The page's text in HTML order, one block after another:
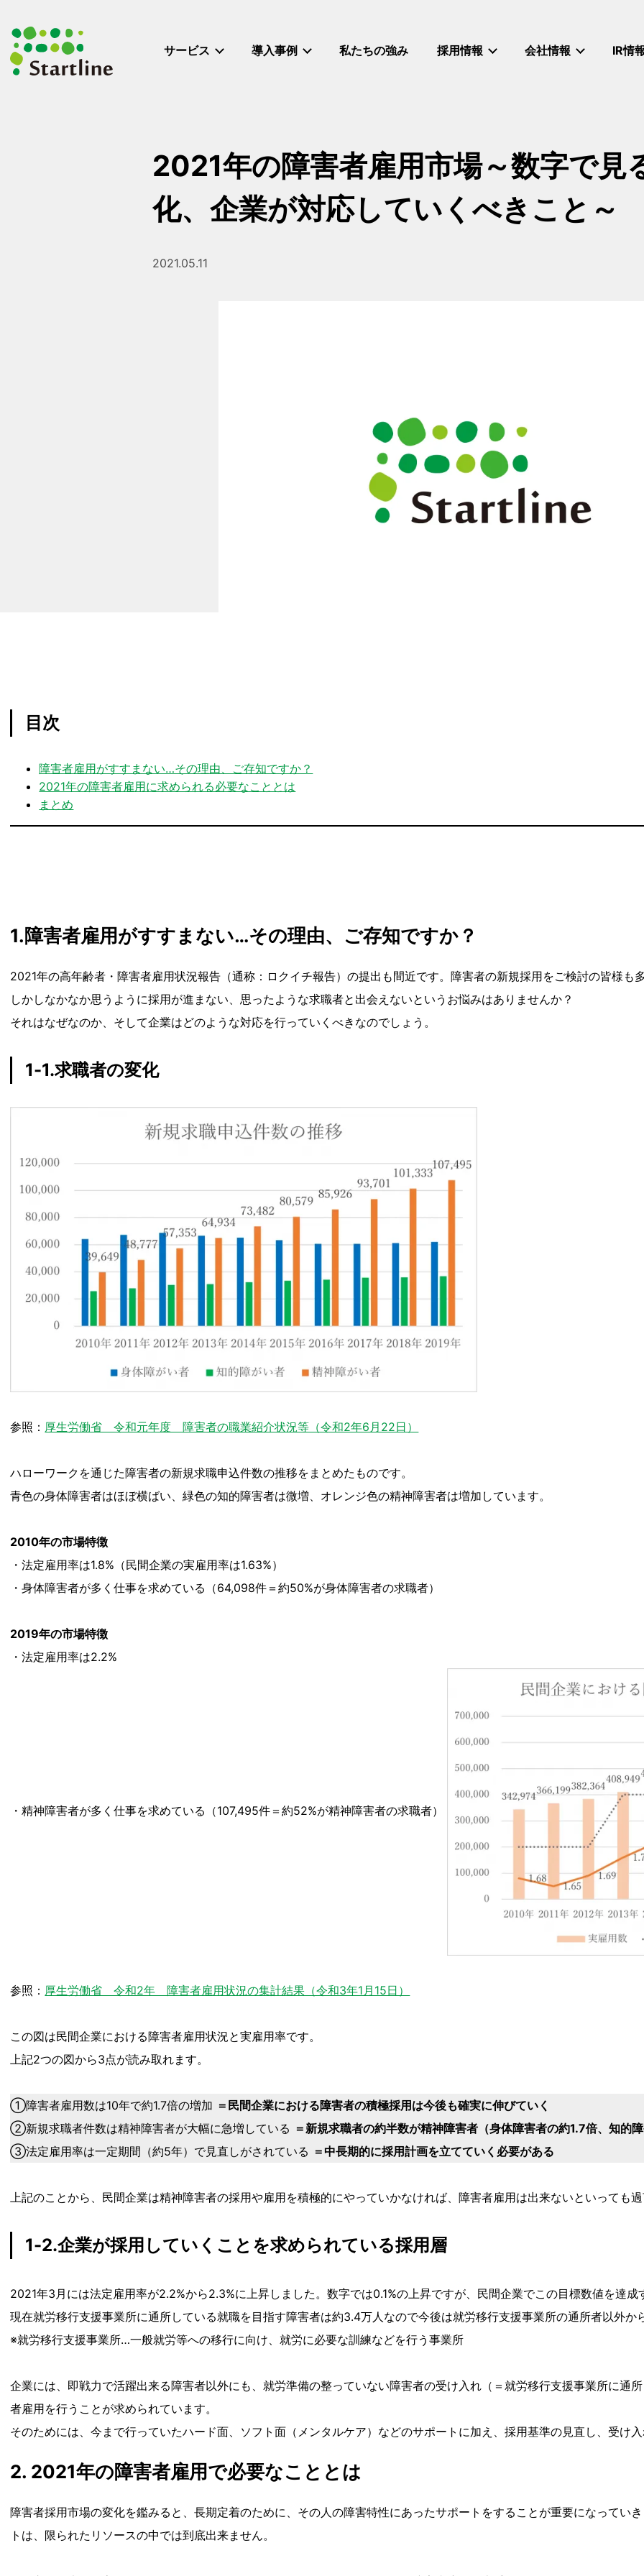
コ
サービス 導入事例 私たちの強み 採用情報 会社情報 IR情
2021年の障害者雇用市場～数字で見
化、企業が対応していくべきこと～
投稿日
2021.05.11
目次
障害者雇用がすすまない…その理由、ご存知ですか？
2021年の障害者雇用に求められる必要なこととは
まとめ
1.障害者雇用がすすまない…その理由、ご存知ですか？
2021年の高年齢者・障害者雇用状況報告（通称：ロクイチ報告）の提出も間近です。障害者の新規採用をご検討の皆様も
しかしなかなか思うように採用が進まない、思ったような求職者と出会えないというお悩みはありませんか？
それはなぜなのか、そして企業はどのような対応を行っていくべきなのでしょう。
1-1.求職者の変化
参照： 厚生労働省 令和元年度 障害者の職業紹介状況等（令和2年6月22日）
ハローワークを通じた障害者の新規求職申込件数の推移をまとめたものです。
青色の身体障害者はほぼ横ばい、緑色の知的障害者は微増、オレンジ色の精神障害者は増加しています。
2010年の市場特徴
・法定雇用率は1.8%（民間企業の実雇用率は1.63%）
・身体障害者が多く仕事を求めている（64,098件＝約50%が身体障害者の求職者）
2019年の市場特徴
・法定雇用率は2.2%
・精神障害者が多く仕事を求めている（107,495件＝約52%が精神障害者の求職者）
参照： 厚生労働省 令和2年 障害者雇用状況の集計結果（令和3年1月15日）
この図は民間企業における障害者雇用状況と実雇用率です。
上記2つの図から3点が読み取れます。
①障害者雇用数は10年で約1.7倍の増加 ＝民間企業における障害者の積極採用は今後も確実に伸びていく
②新規求職者件数は精神障害者が大幅に急増している ＝新規求職者の約半数が精神障害者（身体障害者の約1.7倍、知的
③法定雇用率は一定期間（約5年）で見直しがされている ＝中長期的に採用計画を立てていく必要がある
上記のことから、民間企業は精神障害者の採用や雇用を積極的にやっていかなければ、障害者雇用は出来ないといっても
1-2.企業が採用していくことを求められている採用層
2021年3月には法定雇用率が2.2%から2.3%に上昇しました。数字では0.1%の上昇ですが、民間企業でこの目標数値を達
現在就労移行支援事業所に通所している就職を目指す障害者は約3.4万人なので今後は就労移行支援事業所の通所者以外か
※就労移行支援事業所…一般就労等への移行に向け、就労に必要な訓練などを行う事業所
企業には、即戦力で活躍出来る障害者以外にも、就労準備の整っていない障害者の受け入れ（＝就労移行支援事業所に通
者雇用を行うことが求められています。
そのためには、今まで行っていたハード面、ソフト面（メンタルケア）などのサポートに加え、採用基準の見直し、受け
2. 2021年の障害者雇用で必要なこととは
障害者採用市場の変化を鑑みると、長期定着のために、その人の障害特性にあったサポートをすることが重要になってい
トは、限られたリソースの中では到底出来ません。